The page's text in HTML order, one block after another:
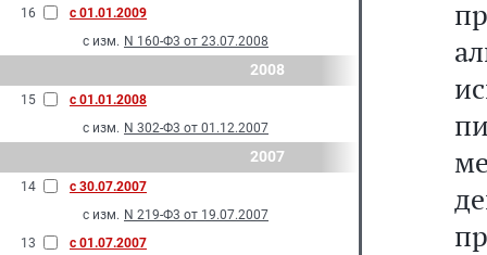
16
с 01.01.2009
с изм. N 160-Ф3 от 23.07.2008
2008
15
с 01.01.2008
с изм. N 302-Ф3 от 01.12.2007
2007
14
с 30.07.2007
с изм. N 219-Ф3 от 19.07.2007
13
с 01.07.2007